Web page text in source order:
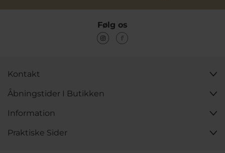
Følg os
Kontakt
Åbningstider I Butikken
Information
Praktiske Sider